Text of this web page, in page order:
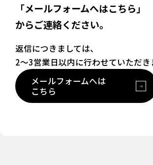
「メールフォームへはこちら」
からご連絡ください。
返信につきましては、
2〜3営業日以内に行わせていただき
メールフォームへは
こちら